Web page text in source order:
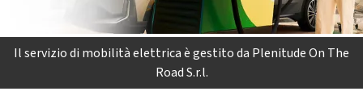
Il servizio di mobilità elettrica è gestito da Plenitude On The
Road S.r.l.